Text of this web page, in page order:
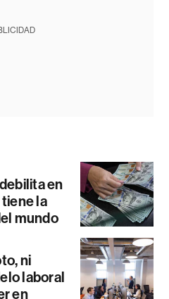
en
la
mundo
ni
laboral
en